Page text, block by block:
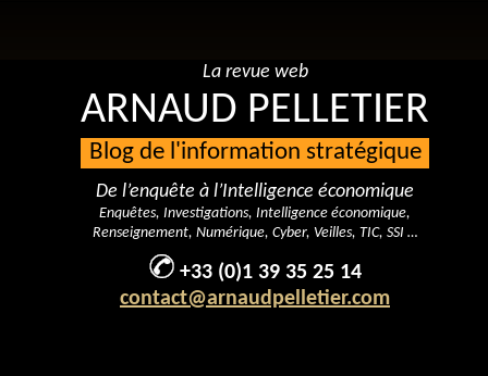
La revue web
ARNAUD PELLETIER
Blog de l'information stratégique
De l’enquête à l’Intelligence économique
Enquêtes, Investigations, Intelligence économique,
Renseignement, Numérique, Cyber, Veilles, TIC, SSI …
+33 (0)1 39 35 25 14
contact@arnaudpelletier.com